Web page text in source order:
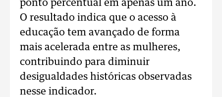
ponto percentual em apenas um ano.
O resultado indica que o acesso à
educação tem avançado de forma
mais acelerada entre as mulheres,
contribuindo para diminuir
desigualdades históricas observadas
nesse indicador.